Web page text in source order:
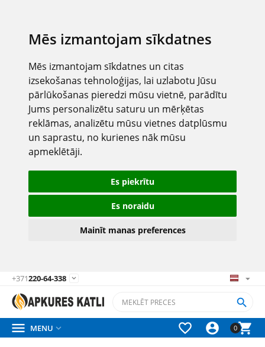
Mēs izmantojam sīkdatnes
Mēs izmantojam sīkdatnes un citas
izsekošanas tehnoloģijas, lai uzlabotu Jūsu
pārlūkošanas pieredzi mūsu vietnē, parādītu
Jums personalizētu saturu un mērķētas
reklāmas, analizētu mūsu vietnes datplūsmu
un saprastu, no kurienes nāk mūsu
apmeklētāji.
Es piekrītu
Es noraidu
Mainīt manas preferences
+371220-64-338 
0



 MENU 